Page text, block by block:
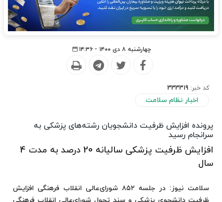
چهارشنبه ۸ دی ۱۴۰۰ - ۱۴:۳۶
کد خبر: 333319
اخبار نظام سلامت
پرونده افزایش ظرفیت دانشجویان رشته‌های پزشکی به
سرانجام رسید
افزایش ظرفیت پزشکی سالیانه 20 درصد به مدت 4
سال
سلامت نیوز: در جلسه ۸۵۲ شورای‌عالی انقلاب فرهنگی افزایش